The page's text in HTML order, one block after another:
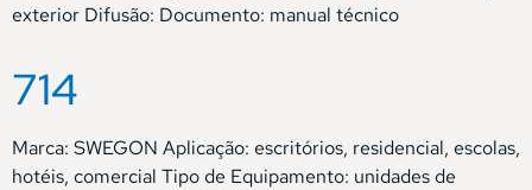
exterior Difusão: Documento: manual técnico
714
Marca: SWEGON Aplicação: escritórios, residencial, escolas,
hotéis, comercial Tipo de Equipamento: unidades de